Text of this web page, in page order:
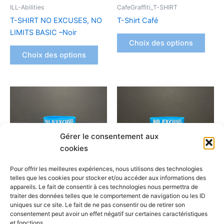
Gérer le consentement aux
cookies
Pour offrir les meilleures expériences, nous utilisons des technologies
telles que les cookies pour stocker et/ou accéder aux informations des
appareils. Le fait de consentir à ces technologies nous permettra de
traiter des données telles que le comportement de navigation ou les ID
uniques sur ce site. Le fait de ne pas consentir ou de retirer son
consentement peut avoir un effet négatif sur certaines caractéristiques
ILL-Abilities
T-SHIRT NO EXCUSES, NO
LIMITS BASIC –Noir
Choix des options
sur
CafeGraffiti_T-SHIRT
T-Shirt Café
Choix des options
ILL-Abilities
ADULT Size Bracelets PAS
D’EXCUSES PAS DE LIMITES
variations.
peuvent
être
choisies
sur
ILL-Abilities
ADULT Size Bracelets NO
EXCUSES, NO LIMITS
Les
sur